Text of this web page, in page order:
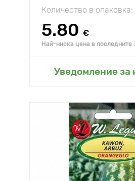
Количество в опаковка:
5.80 €
Най-ниска цена в
Уведомление за